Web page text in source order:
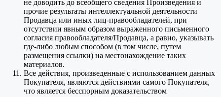
не доводить до всеобщего сведения Произведения и
прочие результаты интеллектуальной деятельности
Продавца или иных лиц-правообладателей, при
отсутствии явным образом выраженного письменного
согласия правообладателя/Продавца, а равно, указывать
где-либо любым способом (в том числе, путем
размещения ссылки) на местонахождение таких
материалов.
Все действия, произведенные с использованием данных
Покупателя, являются действиями самого Покупателя,
что является бесспорным доказательством